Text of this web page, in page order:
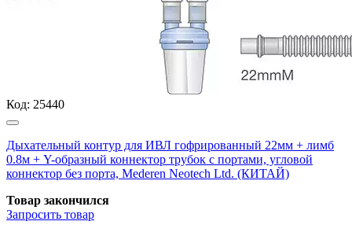
Код: 25440
Дыхательный контур для ИВЛ гофрированный 22мм + лимб
0.8м + Y-образный коннектор трубок с портами, угловой
коннектор без порта, Mederen Neotech Ltd. (КИТАЙ)
Товар закончился
Запросить товар